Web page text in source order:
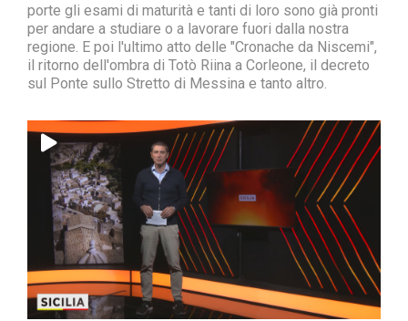
porte gli esami di maturità e tanti di loro sono già pronti
per andare a studiare o a lavorare fuori dalla nostra
regione. E poi l'ultimo atto delle "Cronache da Niscemi",
il ritorno dell'ombra di Totò Riina a Corleone, il decreto
sul Ponte sullo Stretto di Messina e tanto altro.